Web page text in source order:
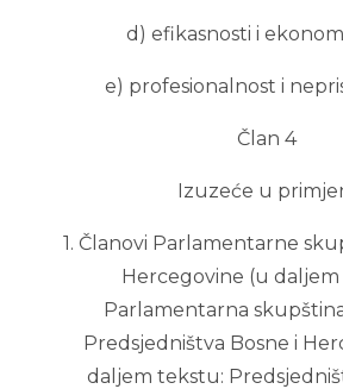
d) efikasnosti i
e) profesionalnost i
Član 4
Izuzeće u
1. Članovi Parlamentarne
Hercegovine (u
Parlamentarna
Predsjedništva Bosne i
daljem tekstu: